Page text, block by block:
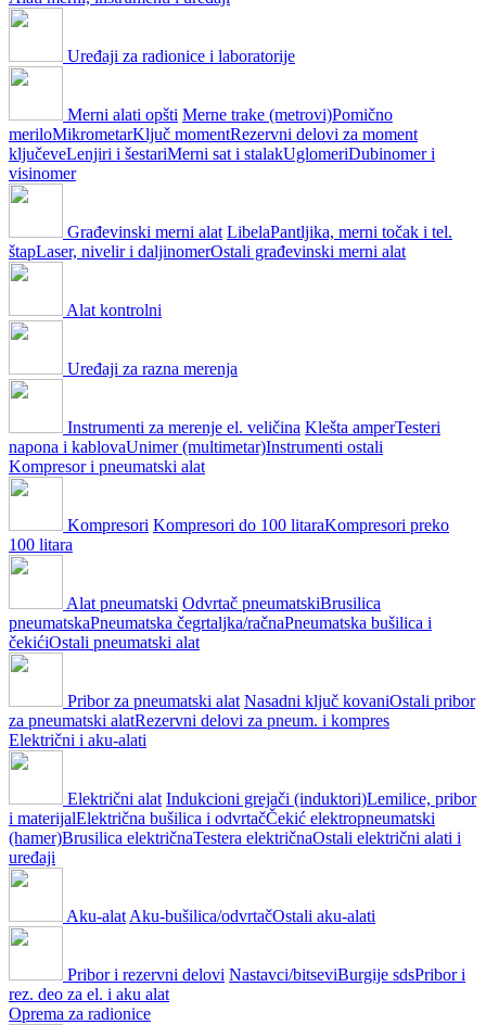
Uređaji za radionice i laboratorije
Merni alati opšti Merne trake (metrovi)Pomično
meriloMikrometarKljuč momentRezervni delovi za moment
ključeveLenjiri i šestariMerni sat i stalakUglomeriDubinomer i
visinomer
Građevinski merni alat LibelaPantljika, merni točak i tel.
štapLaser, nivelir i daljinomerOstali građevinski merni alat
Alat kontrolni
Uređaji za razna merenja
Instrumenti za merenje el. veličina Klešta amperTesteri
napona i kablovaUnimer (multimetar)Instrumenti ostali
Kompresor i pneumatski alat
Kompresori Kompresori do 100 litaraKompresori preko
100 litara
Alat pneumatski Odvrtač pneumatskiBrusilica
pneumatskaPneumatska čegrtaljka/račnaPneumatska bušilica i
čekićiOstali pneumatski alat
Pribor za pneumatski alat Nasadni ključ kovaniOstali pribor
za pneumatski alatRezervni delovi za pneum. i kompres
Električni i aku-alati
Električni alat Indukcioni grejači (induktori)Lemilice, pribor
i materijalElektrična bušilica i odvrtačČekić elektropneumatski
(hamer)Brusilica električnaTestera električnaOstali električni alati i
uređaji
Aku-alatAku-bušilica/odvrtačOstali aku-alati
Pribor i rezervni delovi Nastavci/bitseviBurgije sdsPribor i
rez. deo za el. i aku alat
Oprema za radionice